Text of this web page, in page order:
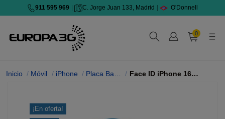
911 595 969 C. Jorge Juan 133, Madrid O'Donnell
0
Inicio Móvil iPhone Placa Base iPhone Face ID iPhone 16 Plus
¡En oferta!